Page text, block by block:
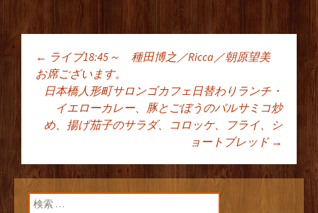
投稿ナビゲーショ
ン
← ライブ18:45～ 種田博之／Ricca／朝原望美
お席ございます。
日本橋人形町サロンゴカフェ日替わりランチ・
イエローカレー、豚とごぼうのバルサミコ炒
め、揚げ茄子のサラダ、コロッケ、フライ、シ
ョートブレッド →
検索: